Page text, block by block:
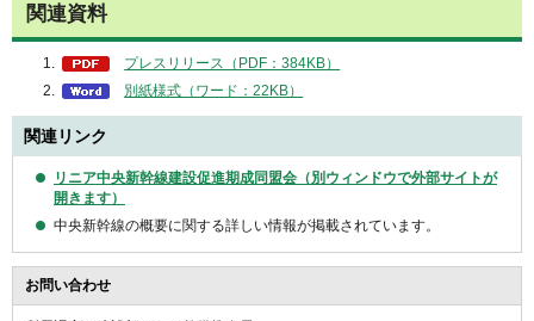
関連資料
プレスリリース（PDF：384KB）
別紙様式（ワード：22KB）
関連リンク
リニア中央新幹線建設促進期成同盟会（別ウィンドウで外部サイトが
開きます）
中央新幹線の概要に関する詳しい情報が掲載されています。
お問い合わせ